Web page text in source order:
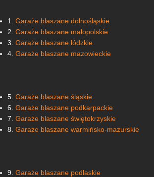
1. Garaże blaszane dolnośląskie
2. Garaże blaszane małopolskie
3. Garaże blaszane łódzkie
4. Garaże blaszane mazowieckie
5. Garaże blaszane śląskie
6. Garaże blaszane podkarpackie
7. Garaże blaszane świętokrzyskie
8. Garaże blaszane warmińsko-mazurskie
9. Garaże blaszane podlaskie